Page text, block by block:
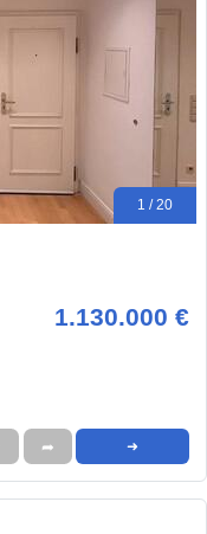
1 / 20
1.130.000 €
➦ ➜